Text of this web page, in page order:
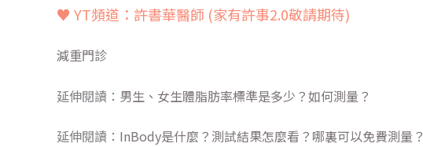
♥ YT頻道： 許書華醫師 (家有許事2.0敬請期待)
減重門診
延伸閱讀： 男生、女生體脂肪率標準是多少？如何測量？
延伸閱讀： InBody是什麼？測試結果怎麼看？哪裏可以免費測量？